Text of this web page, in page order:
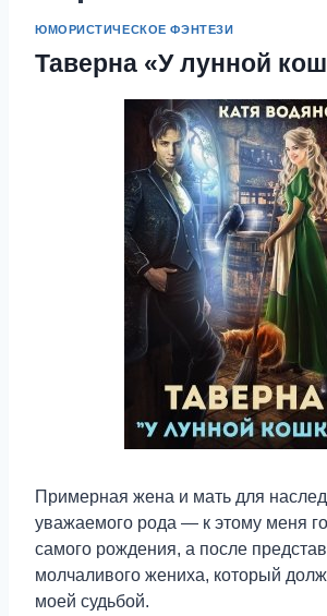
ЮМОРИСТИЧЕСКОЕ ФЭНТЕЗИ
Таверна «У лунной
Примерная жена и мать для
уважаемого рода — к этому меня
самого рождения, а после
молчаливого жениха, который
моей судьбой.